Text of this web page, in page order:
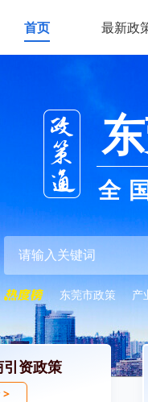
首页 最新政
全
东莞市政策 产
资政策
>